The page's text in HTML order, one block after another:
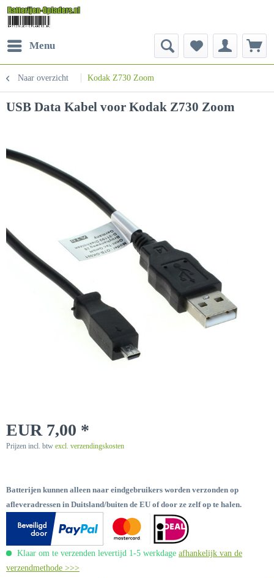
Menu
Naar overzicht Kodak Z730 Zoom
USB Data Kabel voor Kodak Z730 Zoom
EUR 7,00 *
Prijzen incl. btw excl. verzendingskosten
Batterijen kunnen alleen naar eindgebruikers worden verzonden op
afleveradressen in Duitsland/buiten de EU of door ze zelf op te halen.
Klaar om te verzenden levertijd 1-5 werkdage afhankelijk van de
verzendmethode >>>